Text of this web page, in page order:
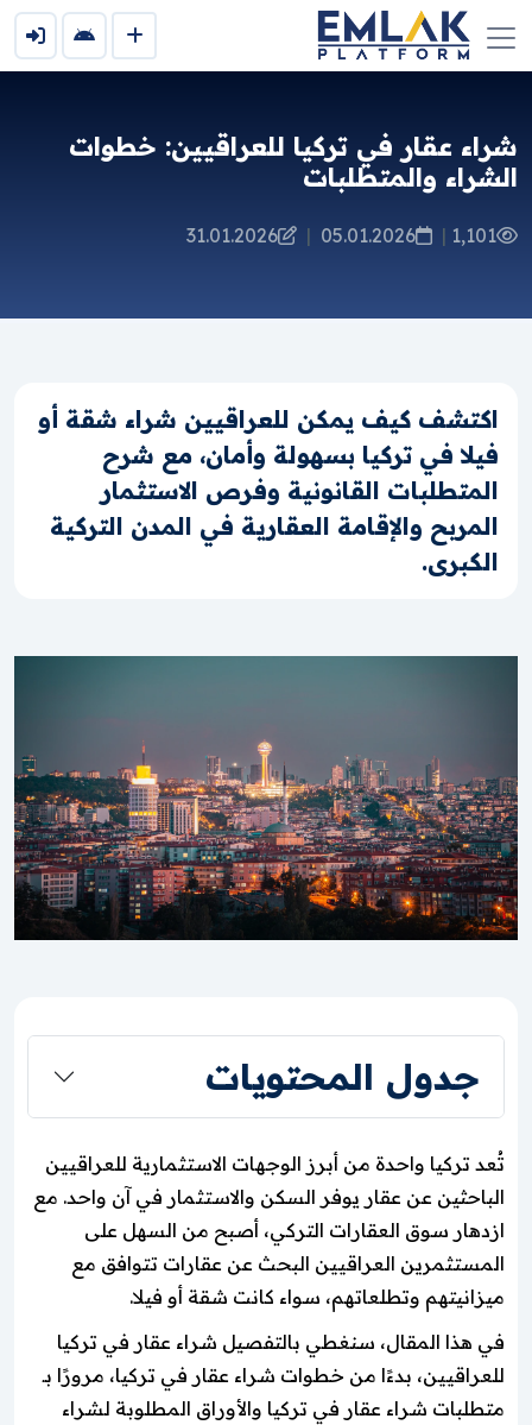
شراء عقار في تركيا للعراقيين: خطوات
الشراء والمتطلبات
1,101
|
05.01.2026
|
31.01.2026
اكتشف كيف يمكن للعراقيين شراء شقة أو
فيلا في تركيا بسهولة وأمان، مع شرح
المتطلبات القانونية وفرص الاستثمار
المربح والإقامة العقارية في المدن التركية
الكبرى.
جدول المحتويات
تُعد تركيا واحدة من أبرز الوجهات الاستثمارية للعراقيين
الباحثين عن عقار يوفر السكن والاستثمار في آن واحد. مع
ازدهار سوق العقارات التركي، أصبح من السهل على
المستثمرين العراقيين البحث عن عقارات تتوافق مع
ميزانيتهم وتطلعاتهم، سواء كانت شقة أو فيلا.
في هذا المقال، سنغطي بالتفصيل شراء عقار في تركيا
للعراقيين، بدءًا من خطوات شراء عقار في تركيا، مرورًا بـ
متطلبات شراء عقار في تركيا والأوراق المطلوبة لشراء